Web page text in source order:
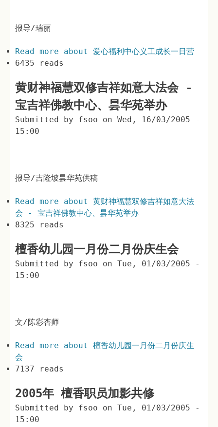
报导/瑞丽
Read more about 爱心福利中心义工成长一日营
6435 reads
黄财神福慧双修吉祥如意大法会 -
宝吉祥佛教中心、昙华苑举办
Submitted by fsoo on Wed, 16/03/2005 -
15:00
报导/吉隆坡昙华苑供稿
Read more about 黄财神福慧双修吉祥如意大法
会 - 宝吉祥佛教中心、昙华苑举办
8325 reads
檀香幼儿园一月份二月份庆生会
Submitted by fsoo on Tue, 01/03/2005 -
15:00
文/陈彩杏师
Read more about 檀香幼儿园一月份二月份庆生
会
7137 reads
2005年 檀香职员加影共修
Submitted by fsoo on Tue, 01/03/2005 -
15:00